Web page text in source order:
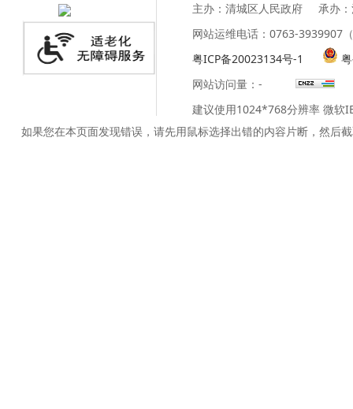
主办：清城区人民政府
承办
网站运维电话：0763-3939907
粤ICP备20023134号-1
网站访问量： -
建议使用1024*768分辨率 微软
如果您在本页面发现错误，请先用鼠标选择出错的内容片断，然后